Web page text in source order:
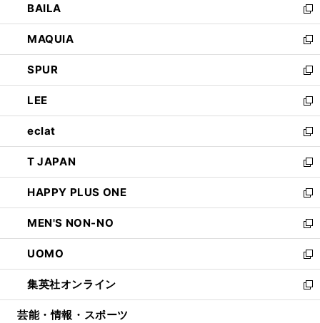
く
ィ
ン
ド
ウ
で
開
く
い
ウ
ィ
ン
ド
ウ
で
開
く
BAILA
新
し
い
ウ
ィ
ン
ド
ウ
で
開
く
MAQUIA
新
し
い
ウ
ィ
ン
ド
ウ
で
開
く
SPUR
新
し
い
ウ
ィ
ン
ド
ウ
で
開
く
LEE
新
し
い
ウ
ィ
ン
ド
ウ
で
開
く
eclat
新
し
い
ウ
ィ
ン
ド
ウ
で
開
く
T JAPAN
新
し
い
ウ
ィ
ン
ド
ウ
で
開
HAPPY PLUS ONE
新
し
い
ウ
ィ
ン
ド
ウ
MEN'S NON-NO
新
し
い
ウ
ィ
ン
UOMO
新
し
い
ウ
集英社オンライン
新
し
芸能・情報・スポーツ